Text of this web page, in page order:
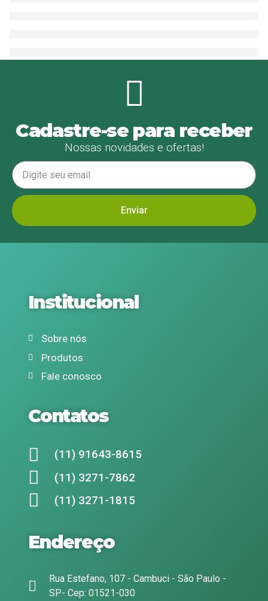
Cadastre-se para receber
Nossas novidades e ofertas!
Enviar
Institucional
Sobre nós
Produtos
Fale conosco
Contatos
(11) 91643-8615
(11) 3271-7862
(11) 3271-1815
Endereço
Rua Estefano, 107 - Cambuci - São Paulo -
SP- Cep: 01521-030